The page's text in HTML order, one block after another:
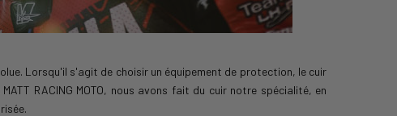
Lorsqu'il s'agit de choisir un équipement de protection, le cuir
RACING MOTO, nous avons fait du cuir notre spécialité, en